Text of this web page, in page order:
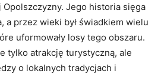
Jego historia⁢ sięga
a przez wieki był świadkiem wielu
uformowały losy tego​ obszaru.
tylko atrakcję turystyczną, ale
o lokalnych tradycjach i